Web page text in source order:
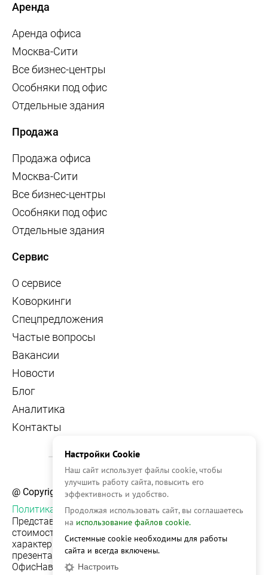
Аренда
Аренда офиса
Москва-Сити
Все бизнес-центры
Особняки под офис
Отдельные здания
Продажа
Продажа офиса
Москва-Сити
Все бизнес-центры
Особняки под офис
Отдельные здания
Сервис
О сервисе
Коворкинги
Спецпредложения
Частые вопросы
Вакансии
Новости
Блог
Аналитика
Контакты
@ Copyright, 2026 OFFICE NAVIGATOR
Политика конфиденциальности
Представленная на сайте информация, в т.ч.
стоимости объектов, носит информационный
характер и не является публичной офертой. Условия
презентации объекта недвижимости на сервисе
ОфисНавигатор могут быть изменены без
Настройки Cookie
Наш сайт использует файлы cookie, чтобы
улучшить работу сайта, повысить его
эффективность и удобство.
Продолжая использовать сайт, вы соглашаетесь
на использование файлов cookie.
Системные cookie необходимы для работы
сайта и всегда включены.
Настроить